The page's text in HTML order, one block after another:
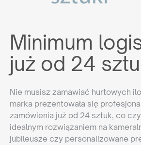
Minimum
już od 24
Nie musisz zamawiać hurtowych
marka prezentowała się
zamówienia już od 24 sztuk, co
idealnym rozwiązaniem na
jubileusze czy personalizowane